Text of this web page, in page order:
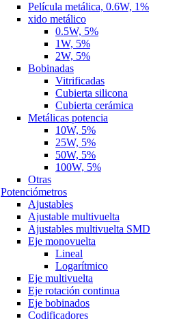
Película metálica, 0.6W, 1%
xido metálico
0.5W, 5%
1W, 5%
2W, 5%
Bobinadas
Vitrificadas
Cubierta silicona
Cubierta cerámica
Metálicas potencia
10W, 5%
25W, 5%
50W, 5%
100W, 5%
Otras
Potenciómetros
Ajustables
Ajustable multivuelta
Ajustables multivuelta SMD
Eje monovuelta
Lineal
Logarítmico
Eje multivuelta
Eje rotación continua
Eje bobinados
Codificadores